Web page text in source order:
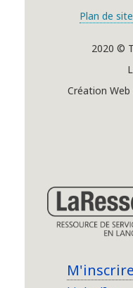
Plan de site
2020 ©
Création Web